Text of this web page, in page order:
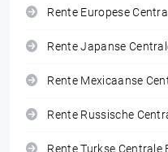
Rente Europese
Rente Japanse
Rente Mexicaanse
Rente Russische
Rente Turkse Centrale